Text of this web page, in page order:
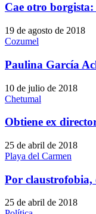
Cae otro
19 de agosto de 2018
Cozumel
Paulina García
10 de julio de 2018
Chetumal
Obtiene ex
25 de abril de 2018
Playa del Carmen
Por
25 de abril de 2018